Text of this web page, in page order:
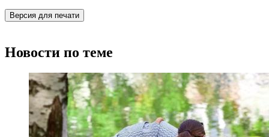
Версия для печати
Новости по теме